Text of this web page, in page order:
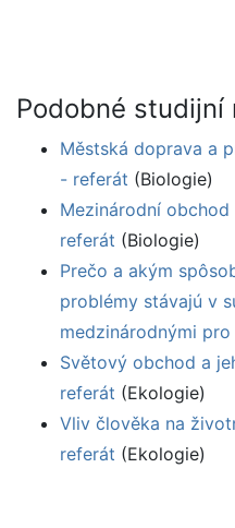
Podobné studijní
Městská doprava a
- referát (Biologie)
Mezinárodní
referát (Biologie)
Prečo a akým
problémy stávajú v
medzinárodnými
Světový obchod a
referát (Ekologie)
Vliv člověka na
referát (Ekologie)